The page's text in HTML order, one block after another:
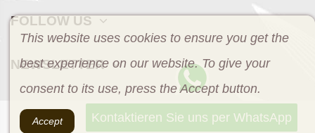
Kontaktieren Sie uns per WhatsApp
FOLLOW US
NEWSLETTER
This website uses cookies to ensure you get the
best experience on our website. To give your
consent to its use, press the Accept button.
Accept